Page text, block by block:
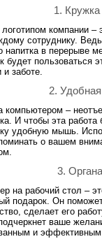
1.
компании –
сотруднику.
напитка в перерыве
будет пользоваться
и заботе.
2.
компьютером –
И чтобы эта
удобную мышь.
о вашем
3.
на рабочий стол –
подарок. Он
сделает его
ваше
и